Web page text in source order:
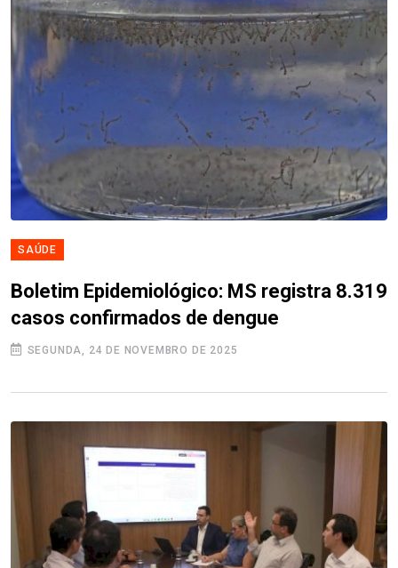
SAÚDE
Boletim Epidemiológico: MS registra 8.319
casos confirmados de dengue
SEGUNDA, 24 DE NOVEMBRO DE 2025